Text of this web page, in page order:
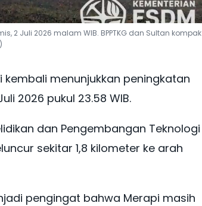
2 Juli 2026 malam WIB. BPPTKG dan Sultan kompak
kembali menunjukkan peningkatan
2026 pukul 23.58 WIB.
dan Pengembangan Teknologi
sekitar 1,8 kilometer ke arah
pengingat bahwa Merapi masih